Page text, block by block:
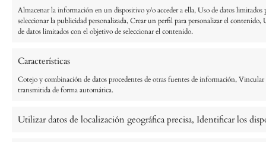
Almacenar la información en un dispositivo y/o acceder a ella, Uso de datos
seleccionar la publicidad personalizada, Crear un perfil para personalizar el
de datos limitados con el objetivo de seleccionar el contenido.
Características
Cotejo y combinación de datos procedentes de otras fuentes de información,
transmitida de forma automática.
Utilizar datos de localización geográfica precisa, Identificar los